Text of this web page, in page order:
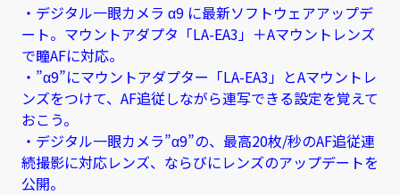
・デジタル一眼カメラ α9 に最新ソフトウェアアップデ
ート。マウントアダプタ「LA-EA3」＋Aマウントレンズ
で瞳AFに対応。
・”α9”にマウントアダプター「LA-EA3」とAマウントレ
ンズをつけて、AF追従しながら連写できる設定を覚えて
おこう。
・デジタル一眼カメラ”α9”の、最高20枚/秒のAF追従連
続撮影に対応レンズ、ならびにレンズのアップデートを
公開。